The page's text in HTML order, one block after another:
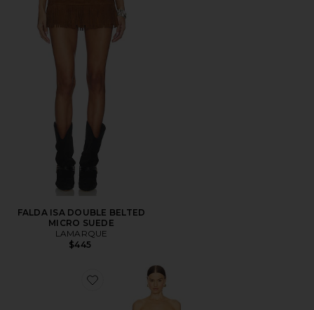
FALDA ISA DOUBLE BELTED
MICRO SUEDE
LAMARQUE
$445
Favorite VESTIDO EMERSON